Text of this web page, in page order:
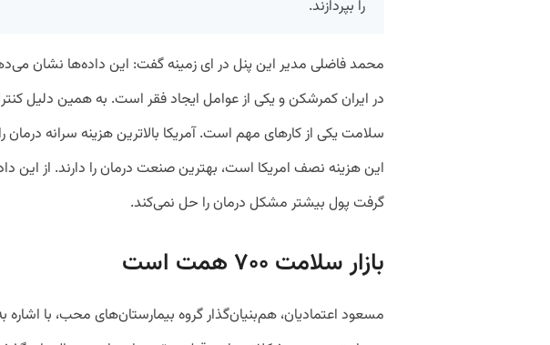
را بپردازند.
محمد فاضلی مدیر این پنل در ای زمینه گفت: این داده‌ها نشان
در ایران کمرشکن و یکی از عوامل ایجاد فقر است. به همین دلیل
سلامت یکی از کارهای مهم است. آمریکا بالاترین هزینه سرانه درمان
این هزینه نصف امریکا است، بهترین صنعت درمان را دارند. از این
گرفت پول بیشتر مشکل درمان را حل نمی‌کند.
بازار سلامت ۷۰۰ همت است
مسعود اعتمادیان، هم‌بنیان‌گذار گروه بیمارستان‌های محب، با اشاره